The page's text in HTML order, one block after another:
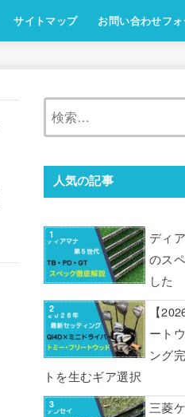
サイトマップ お問い合わせフ
人気の記事
ディ
のス
した
【
ート
ング
トを生むギア選択
三菱